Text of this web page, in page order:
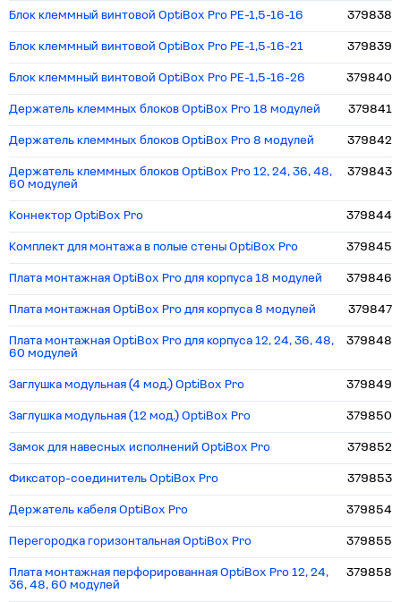
Блок клеммный винтовой OptiBox Pro PE-1,5-16-16 379838
Блок клеммный винтовой OptiBox Pro PE-1,5-16-21 379839
Блок клеммный винтовой OptiBox Pro PE-1,5-16-26 379840
Держатель клеммных блоков OptiBox Pro 18 модулей 379841
Держатель клеммных блоков OptiBox Pro 8 модулей 379842
Держатель клеммных блоков OptiBox Pro 12, 24, 36, 48,
60 модулей
379843
Коннектор OptiBox Pro 379844
Комплект для монтажа в полые стены OptiBox Pro 379845
Плата монтажная OptiBox Pro для корпуса 18 модулей 379846
Плата монтажная OptiBox Pro для корпуса 8 модулей 379847
Плата монтажная OptiBox Pro для корпуса 12, 24, 36, 48,
60 модулей
379848
Заглушка модульная (4 мод.) OptiBox Pro 379849
Заглушка модульная (12 мод.) OptiBox Pro 379850
Замок для навесных исполнений OptiBox Pro 379852
Фиксатор-соединитель OptiBox Pro 379853
Держатель кабеля OptiBox Pro 379854
Перегородка горизонтальная OptiBox Pro 379855
Плата монтажная перфорированная OptiBox Pro 12, 24,
36, 48, 60 модулей
379858